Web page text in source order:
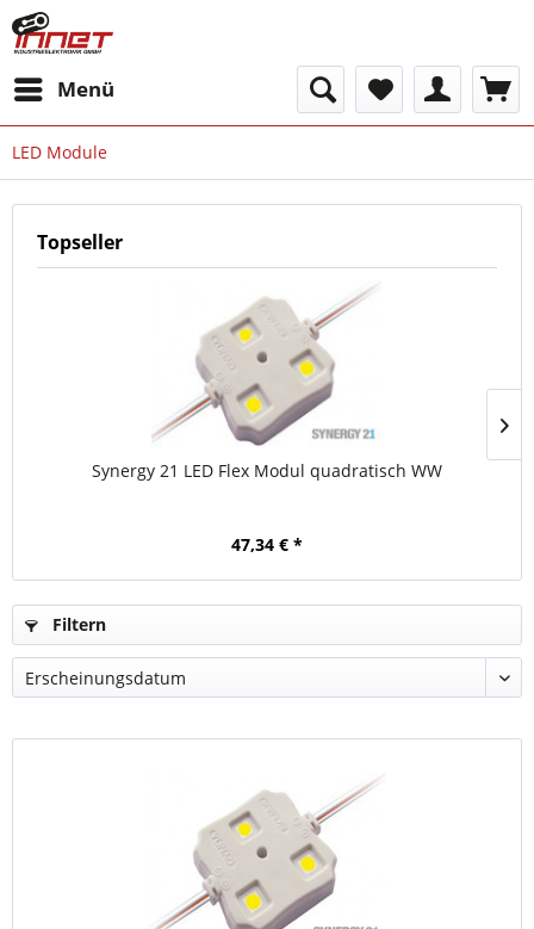
Menü
LED Module
Topseller
Synergy 21 LED Flex Modul quadratisch WW
47,34 € *
Filtern